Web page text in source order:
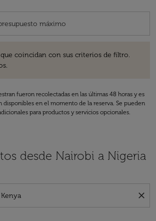
coincidan con sus criterios de filtro.
fueron recolectadas en las últimas 48 horas y es
disponibles en el momento de la reserva. Se pueden
para productos y servicios opcionales.
desde Nairobi a Nigeria
close